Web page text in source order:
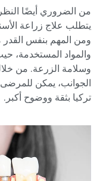
من الضروري أيضًا
يتطلب علاج زراعة
ومن المهم بنفس القدر
والمواد المستخدمة،
وسلامة الزرعة. من
الجوانب، يمكن
تركيا بثقة ووضوح أكبر.